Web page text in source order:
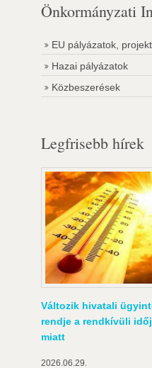
Önkormányzati
EU pályázatok,
Hazai pályázatok
Közbeszerések
Legfrisebb hírek
Változik hivatali
rendje a rendkívüli
miatt
2026.06.29.